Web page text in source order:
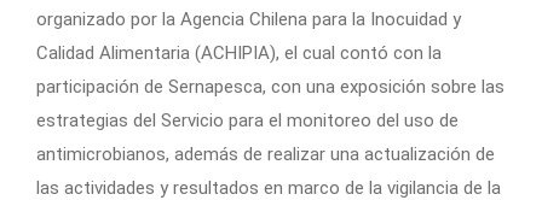
organizado por la Agencia Chilena para la Inocuidad y
Calidad Alimentaria (ACHIPIA), el cual contó con la
participación de Sernapesca, con una exposición sobre las
estrategias del Servicio para el monitoreo del uso de
antimicrobianos, además de realizar una actualización de
las actividades y resultados en marco de la vigilancia de la